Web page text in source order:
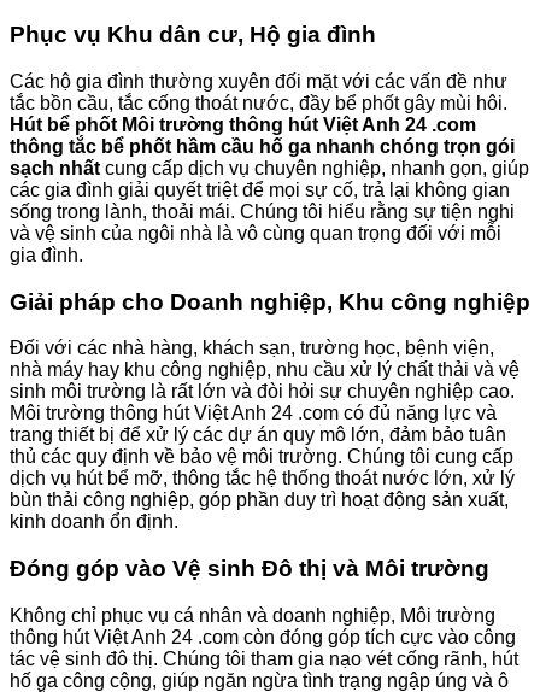
Phục vụ Khu dân cư, Hộ gia đình
Các hộ gia đình thường xuyên đối mặt với các vấn đề như
tắc bồn cầu, tắc cống thoát nước, đầy bể phốt gây mùi hôi.
Hút bể phốt Môi trường thông hút Việt Anh 24 .com
thông tắc bể phốt hầm cầu hố ga nhanh chóng trọn gói
sạch nhất cung cấp dịch vụ chuyên nghiệp, nhanh gọn, giúp
các gia đình giải quyết triệt để mọi sự cố, trả lại không gian
sống trong lành, thoải mái. Chúng tôi hiểu rằng sự tiện nghi
và vệ sinh của ngôi nhà là vô cùng quan trọng đối với mỗi
gia đình.
Giải pháp cho Doanh nghiệp, Khu công nghiệp
Đối với các nhà hàng, khách sạn, trường học, bệnh viện,
nhà máy hay khu công nghiệp, nhu cầu xử lý chất thải và vệ
sinh môi trường là rất lớn và đòi hỏi sự chuyên nghiệp cao.
Môi trường thông hút Việt Anh 24 .com có đủ năng lực và
trang thiết bị để xử lý các dự án quy mô lớn, đảm bảo tuân
thủ các quy định về bảo vệ môi trường. Chúng tôi cung cấp
dịch vụ hút bể mỡ, thông tắc hệ thống thoát nước lớn, xử lý
bùn thải công nghiệp, góp phần duy trì hoạt động sản xuất,
kinh doanh ổn định.
Đóng góp vào Vệ sinh Đô thị và Môi trường
Không chỉ phục vụ cá nhân và doanh nghiệp, Môi trường
thông hút Việt Anh 24 .com còn đóng góp tích cực vào công
tác vệ sinh đô thị. Chúng tôi tham gia nạo vét cống rãnh, hút
hố ga công cộng, giúp ngăn ngừa tình trạng ngập úng và ô